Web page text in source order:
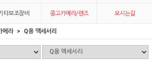
타보조장비 중고카메라/렌즈 오시는길
메라 Q용 액세서리